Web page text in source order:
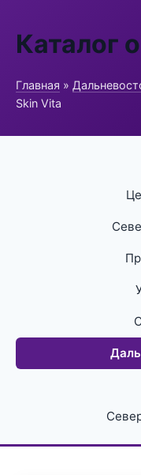
Каталог
Главная »
Skin Vita